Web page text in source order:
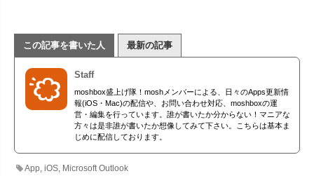
この記事を書いた人 最新の記事
Staff
moshbox盛上げ隊！moshメンバーによる、日々のApps更新情
報(iOS・Mac)の配信や、お問い合わせ対応、moshboxの運
営・編集を行っています。誰が書いたか分からない！マニアな
方々は是非誰が書いたか想像してみて下さい。こちらは基本ま
じめに配信しております。
App ,iOS Microsoft Outlook